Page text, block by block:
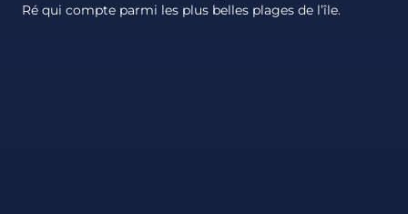
Ré qui compte parmi les plus belles plages de l’île.